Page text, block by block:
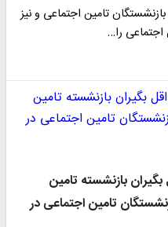
تامین اجتماعی و نیز
اجتماعی را…
حداقل بگیران بازنشسته تامین
تامین اجتماعی در